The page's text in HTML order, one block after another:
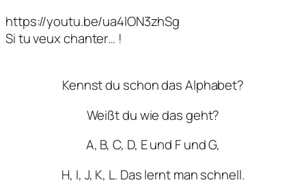
https://youtu.be/ua4lON3zhSg
Si tu veux chanter… !
Kennst du schon das Alphabet?
Weißt du wie das geht?
A, B, C, D, E und F und G,
H, I, J, K, L. Das lernt man schnell.